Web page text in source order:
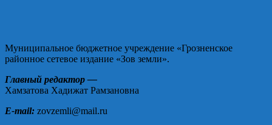
Муниципальное бюджетное учреждение «Грозненское
районное сетевое издание «Зов земли».
Главный редактор —
Хамзатова Хадижат Рамзановна
E-mail: zovzemli@mail.ru